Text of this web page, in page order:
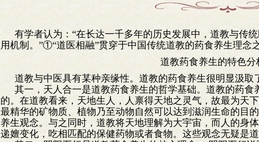
有学者认为：“在长达一千多年的历史发展中，道教与传
用机制。”①“道医相融”贯穿于中国传统道教的药食养生理念之
道教药食养生的特色分
道教与中医具有某种亲缘性。道教的药食养生很明显汲取
其一，天人合一是道教药食养生的哲学基础。道教的药
的。在道教看来，天地生人，人禀得天地之灵气，故最为天
最精华的矿物质、植物乃至动物自然可以达到滋润生命的目
养生观念。与之同时，道教将天地理解为大宇宙，而人的身
递嬗变化，吃相匹配的保健药物或者食物。这些观念无疑是